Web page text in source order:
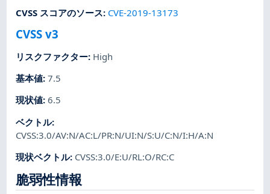
CVSS スコアのソース: CVE-2019-13173
CVSS v3
リスクファクター: High
基本値:7.5
現状値:6.5
ベクトル:
CVSS:3.0/AV:N/AC:L/PR:N/UI:N/S:U/C:N/I:H/A:N
現状ベクトル: CVSS:3.0/E:U/RL:O/RC:C
脆弱性情報